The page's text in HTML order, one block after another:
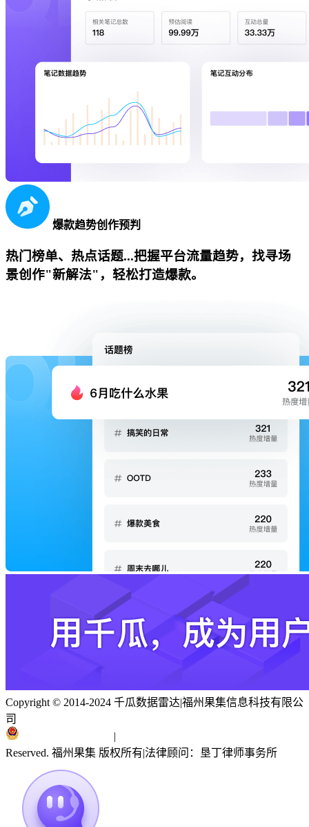
爆款趋势创作预判
热门榜单、热点话题...把握平台流量趋势，找寻场
景创作"新解法"，轻松打造爆款。
Copyright © 2014-2024 千瓜数据雷达|福州果集信息科技有限公
司
|
Reserved. 福州果集 版权所有|法律顾问：垦丁律师事务所